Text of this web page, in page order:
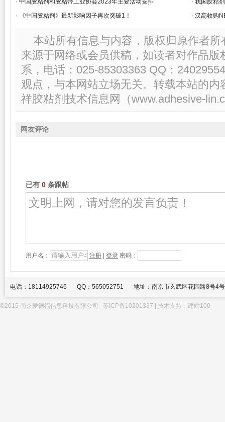
· 中国胶粘剂和胶粘带工业协会2023年主要活动安排
· 我国胶粘
· 《中国胶粘剂》最新影响因子再次突破1！
· 汉高收购
本站所有信息与内容，版权归原作者
来源于网络或会员供稿，如读者对作品
系，电话：025-85303363 QQ：
观点，与本网站立场无关。转载本站的
祥胶粘剂技术信息网（www.adhesive-
网友评论
已有 0 条跟帖
用户名： 注册 登录 密码：
电话：18114925746 QQ：565052751 地址：南京市玄武区花园路8号4
©2015 南京爱德福信息科技有限公司 苏ICP备10201337 | 技术支持： 建站100